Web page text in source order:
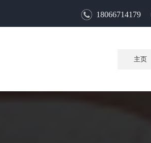
18066714179
主页